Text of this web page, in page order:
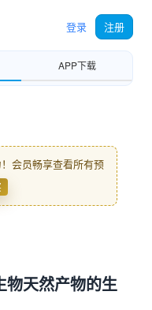
登录 注册
APP下载
会员畅享查看所有预
物天然产物的生